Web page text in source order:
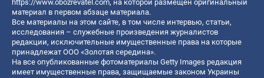
https://www.obozrevatel.com, на которой размещен оригинальный
материал в первом абзаце материала.
Все материалы на этом сайте, в том числе интервью, статьи,
исследования – служебные произведения журналистов
редакции, исключительные имущественные права на которые
принадлежат ООО «Золотая середина».
На все опубликованные фотоматериалы Getty Images редакция
имеет имущественные права, защищаемые законом Украины